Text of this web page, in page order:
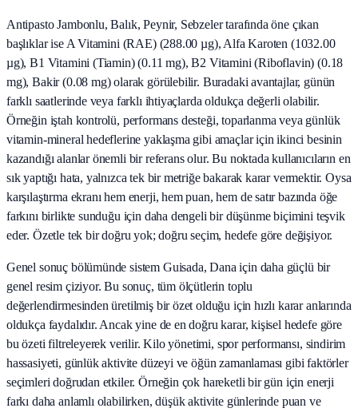
Antipasto Jambonlu, Balık, Peynir, Sebzeler tarafında öne çıkan
başlıklar ise A Vitamini (RAE) (288.00 µg), Alfa Karoten (1032.00
µg), B1 Vitamini (Tiamin) (0.11 mg), B2 Vitamini (Riboflavin) (0.18
mg), Bakir (0.08 mg) olarak görülebilir. Buradaki avantajlar, günün
farklı saatlerinde veya farklı ihtiyaçlarda oldukça değerli olabilir.
Örneğin iştah kontrolü, performans desteği, toparlanma veya günlük
vitamin-mineral hedeflerine yaklaşma gibi amaçlar için ikinci besinin
kazandığı alanlar önemli bir referans olur. Bu noktada kullanıcıların en
sık yaptığı hata, yalnızca tek bir metriğe bakarak karar vermektir. Oysa
karşılaştırma ekranı hem enerji, hem puan, hem de satır bazında öğe
farkını birlikte sunduğu için daha dengeli bir düşünme biçimini teşvik
eder. Özetle tek bir doğru yok; doğru seçim, hedefe göre değişiyor.
Genel sonuç bölümünde sistem Guisada, Dana için daha güçlü bir
genel resim çiziyor. Bu sonuç, tüm ölçütlerin toplu
değerlendirmesinden üretilmiş bir özet olduğu için hızlı karar anlarında
oldukça faydalıdır. Ancak yine de en doğru karar, kişisel hedefe göre
bu özeti filtreleyerek verilir. Kilo yönetimi, spor performansı, sindirim
hassasiyeti, günlük aktivite düzeyi ve öğün zamanlaması gibi faktörler
seçimleri doğrudan etkiler. Örneğin çok hareketli bir gün için enerji
farkı daha anlamlı olabilirken, düşük aktivite günlerinde puan ve